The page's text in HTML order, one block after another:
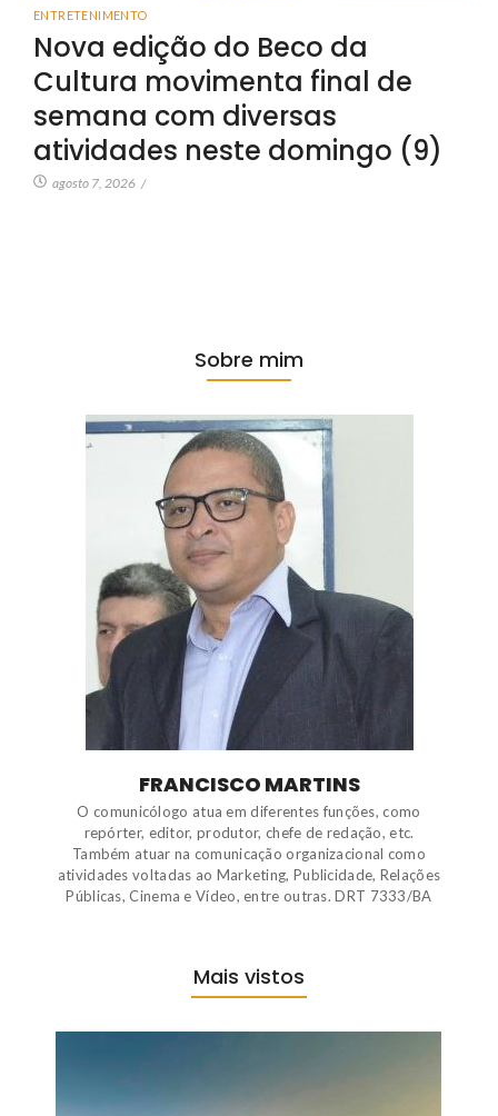
ENTRETENIMENTO
Nova edição do Beco da
Cultura movimenta final de
semana com diversas
atividades neste domingo (9)
agosto 7, 2026 /
Sobre mim
FRANCISCO MARTINS
O comunicólogo atua em diferentes funções, como
repórter, editor, produtor, chefe de redação, etc.
Também atuar na comunicação organizacional como
atividades voltadas ao Marketing, Publicidade, Relações
Públicas, Cinema e Vídeo, entre outras. DRT 7333/BA
Mais vistos